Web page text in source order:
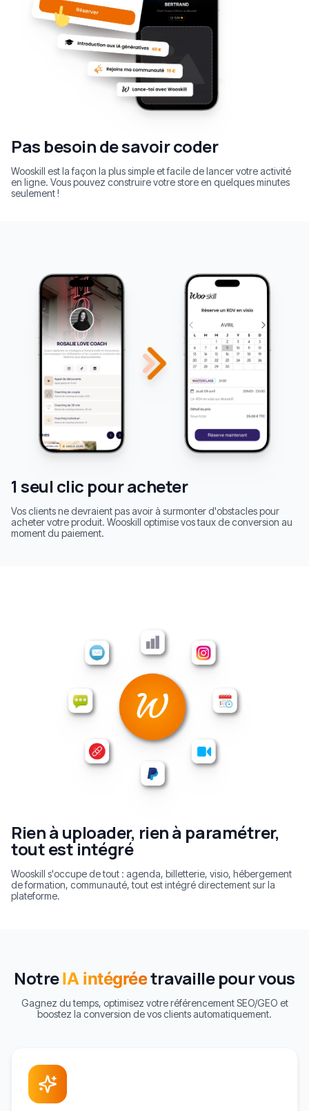
Pas besoin de savoir coder
Wooskill est la façon la plus simple et facile de lancer votre activité
en ligne. Vous pouvez construire votre store en quelques minutes
seulement !
1 seul clic pour acheter
Vos clients ne devraient pas avoir à surmonter d'obstacles pour
acheter votre produit. Wooskill optimise vos taux de conversion au
moment du paiement.
Rien à uploader, rien à paramétrer,
tout est intégré
Wooskill s'occupe de tout : agenda, billetterie, visio, hébergement
de formation, communauté, tout est intégré directement sur la
plateforme.
NotreIA intégréetravaille pour vous
Gagnez du temps, optimisez votre référencement SEO/GEO et
boostez la conversion de vos clients automatiquement.